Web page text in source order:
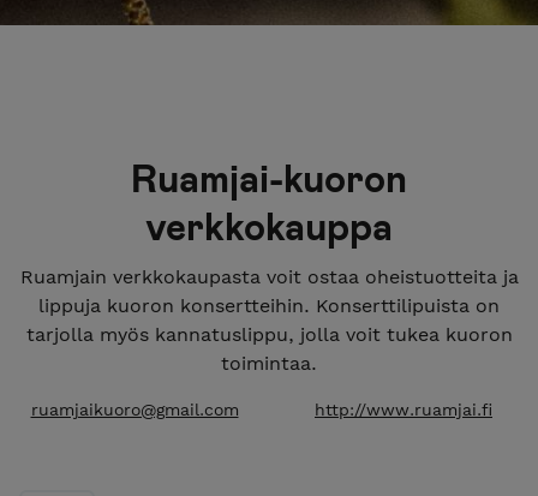
Ruamjai-kuoron
verkkokauppa
Ruamjain verkkokaupasta voit ostaa oheistuotteita ja
lippuja kuoron konsertteihin. Konserttilipuista on
tarjolla myös kannatuslippu, jolla voit tukea kuoron
toimintaa.
ruamjaikuoro@gmail.com http://www.ruamjai.fi